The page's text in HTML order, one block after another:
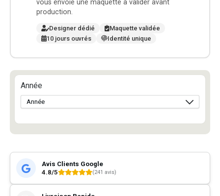
vous envoie une maquette à valider avant
production.
Designer dédié
Maquette validée
10 jours ouvrés
Identité unique
Année
Avis Clients Google
4.8/5
(241 avis)